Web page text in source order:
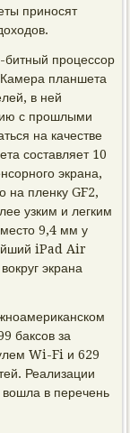
приносят
процессор
планшета
в ней
с прошлыми
на качестве
составляет 10
экрана,
на пленку GF2,
узким и легким
9,4 мм у
iPad Air
экрана
баксов за
Wi-Fi и 629
Реализации
в перечень